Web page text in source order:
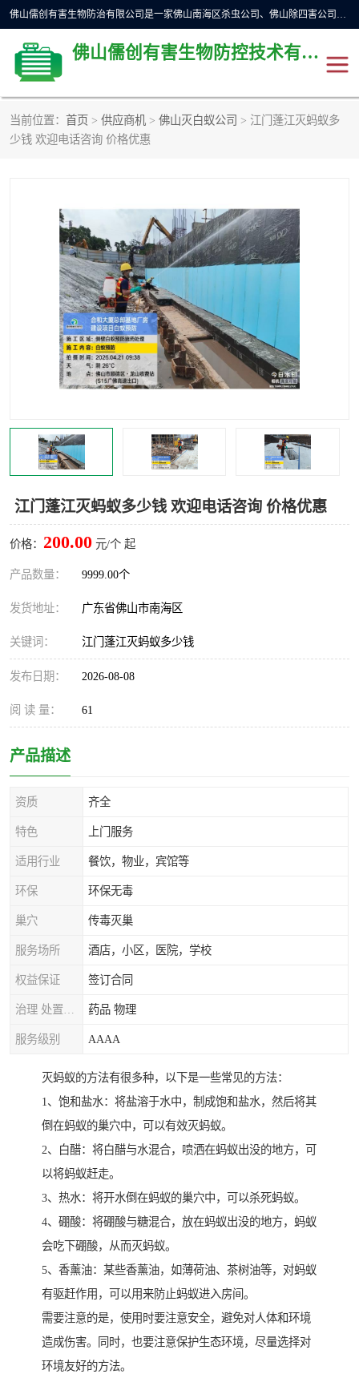
佛山儒创有害生物防治有限公司是一家佛山南海区杀虫公司、佛山除四害公司、佛山灭白蚁公司、佛山白蚁防治公司，让您远离虫害困扰。要问佛山白蚁防治哪家好？佛山儒创有害生物防治有限公司全佛山、广州，正规公司，上门勘查，可靠，售后有保障。
佛山儒创有害生物防控技术有限公司
当前位置： 首页 > 供应商机 > 佛山灭白蚁公司 > 江门蓬江灭蚂蚁多
少钱 欢迎电话咨询 价格优惠
江门蓬江灭蚂蚁多少钱 欢迎电话咨询 价格优惠
价格： 200.00 元/个 起
产品数量： 9999.00个
发货地址： 广东省佛山市南海区
关键词： 江门蓬江灭蚂蚁多少钱
发布日期： 2026-08-08
阅 读 量： 61
产品描述
资质 齐全
特色 上门服务
适用行业 餐饮，物业，宾馆等
环保 环保无毒
巢穴 传毒灭巢
服务场所 酒店，小区，医院，学校
权益保证 签订合同
药品 物理
服务级别 AAAA
灭蚂蚁的方法有很多种，以下是一些常见的方法：
1、饱和盐水：将盐溶于水中，制成饱和盐水，然后将其
倒在蚂蚁的巢穴中，可以有效灭蚂蚁。
2、白醋：将白醋与水混合，喷洒在蚂蚁出没的地方，可
以将蚂蚁赶走。
3、热水：将开水倒在蚂蚁的巢穴中，可以杀死蚂蚁。
4、硼酸：将硼酸与糖混合，放在蚂蚁出没的地方，蚂蚁
会吃下硼酸，从而灭蚂蚁。
5、香薰油：某些香薰油，如薄荷油、茶树油等，对蚂蚁
有驱赶作用，可以用来防止蚂蚁进入房间。
需要注意的是，使用时要注意安全，避免对人体和环境
造成伤害。同时，也要注意保护生态环境，尽量选择对
环境友好的方法。
除四害公司
佛山灭白蚁公司 佛山杀虫公司
佛山除四害公司 灭鼠
灭蜱虫
灭苍蝇 灭跳蚤
灭蚊虫 灭蟑螂
害虫防治 灭杀害虫